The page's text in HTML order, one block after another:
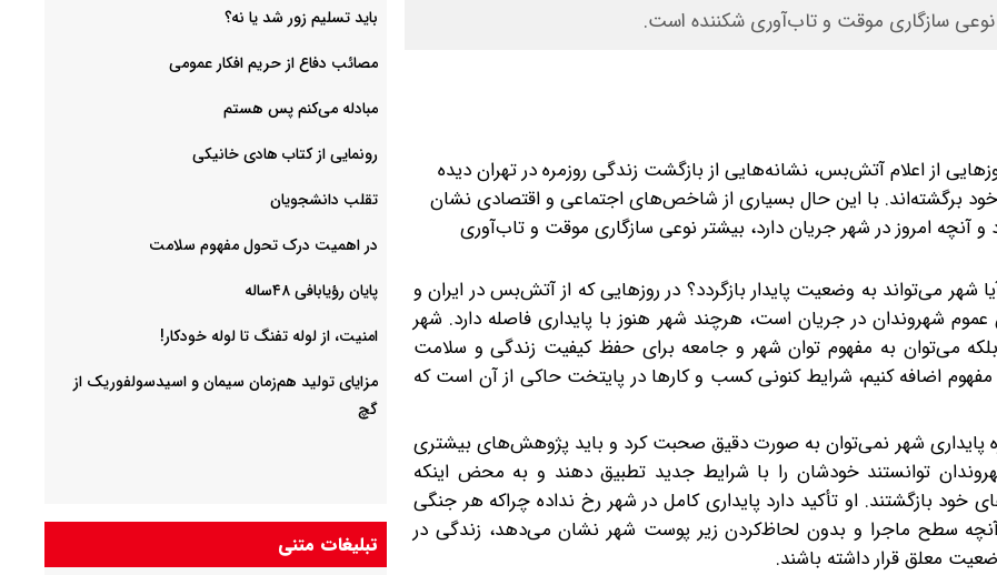
نوعی سازگاری موقت و تاب‌آوری شکننده است.
از اعلام آتش‌بس، نشانه‌هایی از بازگشت زندگی روزمره در تهران دیده
برگشته‌اند. با این حال بسیاری از شاخص‌های اجتماعی و اقتصادی نشان
آنچه امروز در شهر جریان دارد، بیشتر نوعی سازگاری موقت و تاب‌آوری
می‌تواند به وضعیت پایدار بازگردد؟ در روزهایی که از آتش‌بس در ایران و
شهروندان در جریان است، هرچند شهر هنوز با پایداری فاصله دارد. شهر
پایدار را نه به معنای بازگشت به جریان زندگی در گذشته، بلکه می‎‌توان به مفهوم توان شهر و جامعه برای حفظ کیفیت زندگی و سلامت
مفهوم اضافه کنیم، شرایط کنونی کسب و کارها در پایتخت حاکی از آن است که
پایداری شهر نمی‌توان به صورت دقیق صحبت کرد و باید پژوهش‌های بیشتری
توانستند خودشان را با شرایط جدید تطبیق دهند و به محض اینکه
بازگشتند. او تأکید دارد پایداری کامل در شهر رخ نداده چراکه هر جنگی
آنچه سطح ماجرا و بدون لحاظ‌کردن زیر پوست شهر نشان می‌دهد، زندگی در
معلق قرار داشته باشند.
باید تسلیم زور شد یا نه؟
مصائب دفاع از حریم افکار عمومی
مبادله می‌کنم پس هستم
رونمایی از کتاب هادی خانیکی
‌تقلب دانشجویان
در اهمیت درک تحول مفهوم سلامت
پایان رؤیابافی ۴۸ساله
امنیت، از لوله تفنگ تا ‌لوله خودکار!
مزایای تولید هم‌زمان سیمان و اسیدسولفوریک از
گچ
تبلیغات متنی